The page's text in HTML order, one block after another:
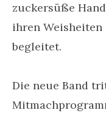
zuckersüße
ihren
begleitet.
Die neue Band